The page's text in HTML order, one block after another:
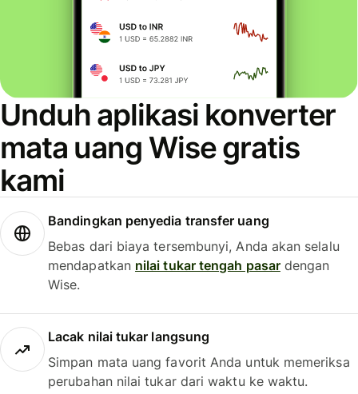
Unduh aplikasi konverter
mata uang Wise gratis
kami
Bandingkan penyedia transfer uang
Bebas dari biaya tersembunyi, Anda akan selalu
mendapatkan nilai tukar tengah pasardengan
Wise.
Lacak nilai tukar langsung
Simpan mata uang favorit Anda untuk memeriksa
perubahan nilai tukar dari waktu ke waktu.